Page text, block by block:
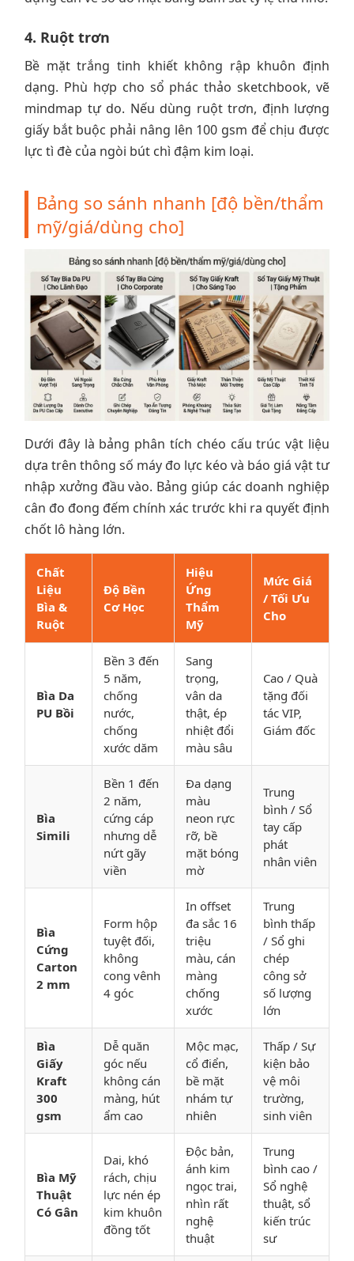
4. Ruột trơn
Bề mặt trắng tinh khiết không rập khuôn định
dạng. Phù hợp cho sổ phác thảo sketchbook, vẽ
mindmap tự do. Nếu dùng ruột trơn, định lượng
giấy bắt buộc phải nâng lên 100 gsm để chịu được
lực tì đè của ngòi bút chì đậm kim loại.
Bảng so sánh nhanh [độ bền/thẩm
mỹ/giá/dùng cho]
Dưới đây là bảng phân tích chéo cấu trúc vật liệu
dựa trên thông số máy đo lực kéo và báo giá vật tư
nhập xưởng đầu vào. Bảng giúp các doanh nghiệp
cân đo đong đếm chính xác trước khi ra quyết định
chốt lô hàng lớn.
Chất
Liệu
Bìa &
Ruột
Độ Bền
Cơ Học
Hiệu
Ứng
Thẩm
Mỹ
Mức Giá
/ Tối Ưu
Cho
Bìa Da
PU Bồi
Bền 3 đến
5 năm,
chống
nước,
chống
xước dăm
Sang
trọng,
vân da
thật, ép
nhiệt đổi
màu sâu
Cao / Quà
tặng đối
tác VIP,
Giám đốc
Bìa
Simili
Bền 1 đến
2 năm,
cứng cáp
nhưng dễ
nứt gãy
viền
Đa dạng
màu
neon rực
rỡ, bề
mặt bóng
mờ
Trung
bình / Sổ
tay cấp
phát
nhân viên
Bìa
Cứng
Carton
2 mm
Form hộp
tuyệt đối,
không
cong vênh
4 góc
In offset
đa sắc 16
triệu
màu, cán
màng
chống
xước
Trung
bình thấp
/ Sổ ghi
chép
công sở
số lượng
lớn
Bìa
Giấy
Kraft
300
gsm
Dễ quăn
góc nếu
không cán
màng, hút
ẩm cao
Mộc mạc,
cổ điển,
bề mặt
nhám tự
nhiên
Thấp / Sự
kiện bảo
vệ môi
trường,
sinh viên
Bìa Mỹ
Thuật
Có Gân
Dai, khó
rách, chịu
lực nén ép
kim khuôn
đồng tốt
Độc bản,
ánh kim
ngọc trai,
nhìn rất
nghệ
thuật
Trung
bình cao /
Sổ nghệ
thuật, sổ
kiến trúc
sư